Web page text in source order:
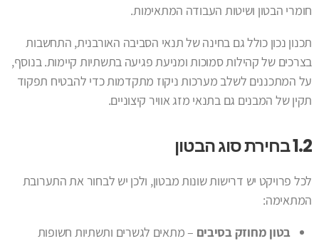
חומרי הבטון ושיטות העבודה המתאימות.
תכנון נכון כולל גם בחינה של תנאי הסביבה האורבנית, התחשבות
בצרכים של קהילות סמוכות ומניעת פגיעה בתשתיות קיימות. בנוסף,
על המתכננים לשלב מערכות ניקוז מתקדמות כדי להבטיח תפקוד
תקין של המבנים גם בתנאי מזג אוויר קיצוניים.
1.2 בחירת סוג הבטון
לכל פרויקט יש דרישות שונות מבטון, ולכן יש לבחור את התערובת
המתאימה:
בטון מחוזק בסיבים – מתאים לגשרים ותשתיות חשופות